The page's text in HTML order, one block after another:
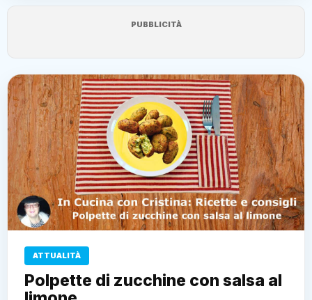
PUBBLICITÀ
ATTUALITÀ
Polpette di zucchine con salsa al